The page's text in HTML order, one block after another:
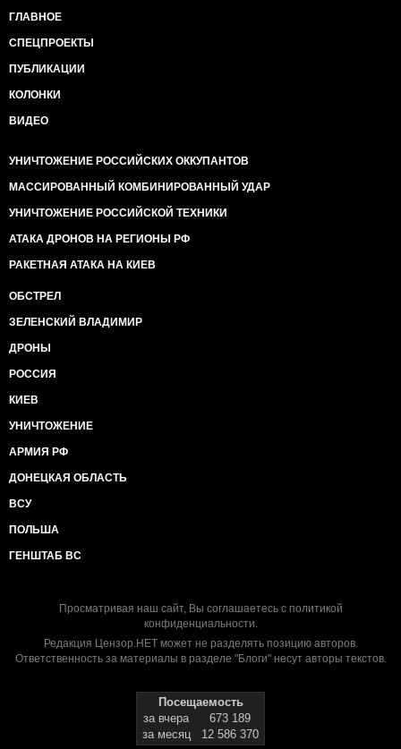
ГЛАВНОЕ
СПЕЦПРОЕКТЫ
ПУБЛИКАЦИИ
КОЛОНКИ
ВИДЕО
УНИЧТОЖЕНИЕ РОССИЙСКИХ ОККУПАНТОВ
МАССИРОВАННЫЙ КОМБИНИРОВАННЫЙ УДАР
УНИЧТОЖЕНИЕ РОССИЙСКОЙ ТЕХНИКИ
АТАКА ДРОНОВ НА РЕГИОНЫ РФ
РАКЕТНАЯ АТАКА НА КИЕВ
ОБСТРЕЛ
ЗЕЛЕНСКИЙ ВЛАДИМИР
ДРОНЫ
РОССИЯ
КИЕВ
УНИЧТОЖЕНИЕ
АРМИЯ РФ
ДОНЕЦКАЯ ОБЛАСТЬ
ВСУ
ПОЛЬША
ГЕНШТАБ ВС
Просматривая наш сайт, Вы соглашаетесь с политикой
конфиденциальности.
Редакция Цензор.НЕТ может не разделять позицию авторов.
Ответственность за материалы в разделе "Блоги" несут авторы текстов.
Посещаемость
за вчера
673 189
за месяц
12 586 370